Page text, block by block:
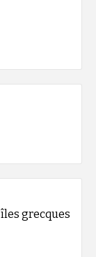
grecques